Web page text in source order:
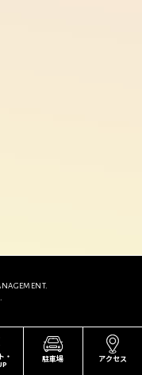
・ 駐車場 アクセス